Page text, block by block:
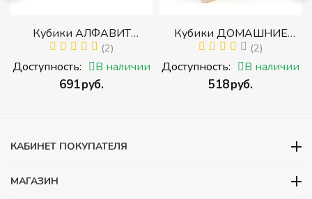
Кубики АЛФАВИТ
РУССКИЙ С ЦИФРАМИ
(Томик) (Набор кубиков с
буквами, цифрами,
математическими знаками
(2)
Доступность: В наличии
‍691‍руб.
Кубики ДОМАШНИЕ
ЖИВОТНЫЕ (Томик)
(Набор кубиков
разрезных (складных))
(2)
Доступность: В наличии
‍518‍руб.
КАБИНЕТ ПОКУПАТЕЛЯ
МАГАЗИН